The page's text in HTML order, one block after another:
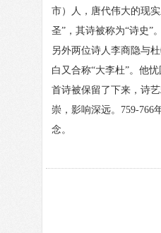
市）人，唐代伟大的现
圣”，其诗被称为“诗史”
另外两位诗人李商隐与
白又合称“大李杜”。他
首诗被保留了下来，诗
崇，影响深远。759-766
念。